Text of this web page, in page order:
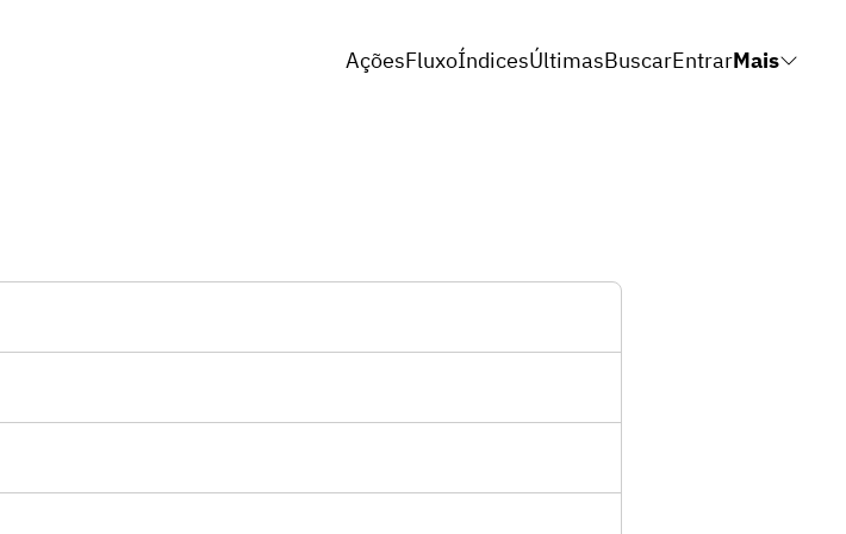
AçõesFluxoÍndicesÚltimasBuscarEntrarMais